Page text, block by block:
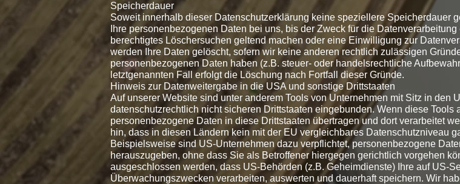
Speicherdauer
Soweit innerhalb dieser Datenschutzerklärung keine speziellere Speicherdauer
Ihre personenbezogenen Daten bei uns, bis der Zweck für die
berechtigtes Löschersuchen geltend machen oder eine Einwilligung zur
werden Ihre Daten gelöscht, sofern wir keine anderen rechtlich zulässigen
personenbezogenen Daten haben (z.B. steuer- oder handelsrechtliche
letztgenannten Fall erfolgt die Löschung nach Fortfall dieser Gründe.
Hinweis zur Datenweitergabe in die USA und sonstige Drittstaaten
Auf unserer Website sind unter anderem Tools von Unternehmen mit Sitz in den
datenschutzrechtlich nicht sicheren Drittstaaten eingebunden. Wenn diese Tools
personenbezogene Daten in diese Drittstaaten übertragen und dort verarbeitet
hin, dass in diesen Ländern kein mit der EU vergleichbares Datenschutzniveau
Beispielsweise sind US-Unternehmen dazu verpflichtet, personenbezogene
herauszugeben, ohne dass Sie als Betroffener hiergegen gerichtlich vorgehen
ausgeschlossen werden, dass US-Behörden (z.B. Geheimdienste) Ihre auf US-
Überwachungszwecken verarbeiten, auswerten und dauerhaft speichern. Wir